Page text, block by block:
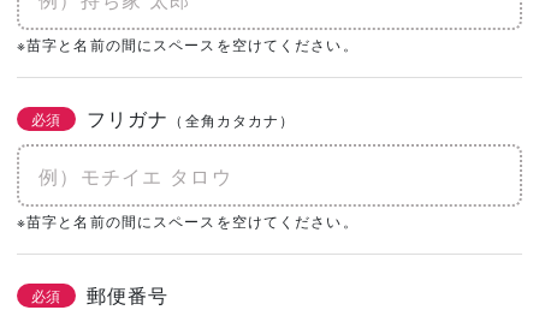
※苗字と名前の間にスペースを空けてください。
必須 フリガナ （全角カタカナ）
※苗字と名前の間にスペースを空けてください。
必須 郵便番号